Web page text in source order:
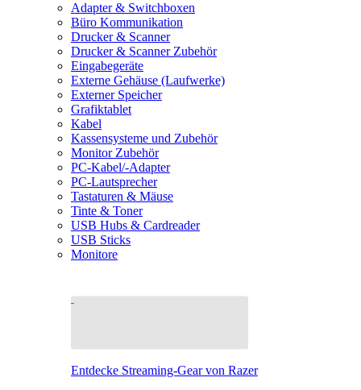
Adapter & Switchboxen
Büro Kommunikation
Drucker & Scanner
Drucker & Scanner Zubehör
Eingabegeräte
Externe Gehäuse (Laufwerke)
Externer Speicher
Grafiktablet
Kabel
Kassensysteme und Zubehör
Monitor Zubehör
PC-Kabel/-Adapter
PC-Lautsprecher
Tastaturen & Mäuse
Tinte & Toner
USB Hubs & Cardreader
USB Sticks
Monitore
Entdecke Streaming-Gear von Razer